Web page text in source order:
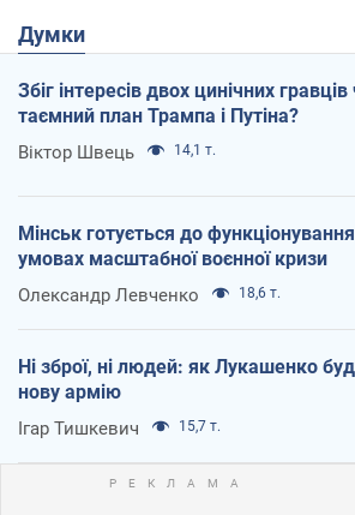
Думки
Збіг інтересів двох цинічних гравців
таємний план Трампа і Путіна?
Віктор Швець 14,1 т.
Мінськ готується до
умовах масштабної воєнної кризи
Олександр Левченко 18,6 т.
Ні зброї, ні людей: як Лукашенко
нову армію
Ігар Тишкевич 15,7 т.